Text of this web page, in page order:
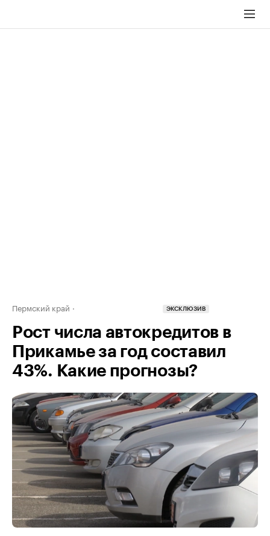
Пермский край ЭКСКЛЮЗИВ
Рост числа автокредитов в
Прикамье за год составил
43%. Какие прогнозы?